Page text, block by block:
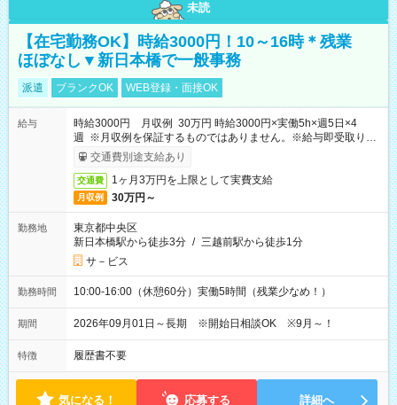
未読
【在宅勤務OK】時給3000円！10～16時＊残業
ほぼなし▼新日本橋で一般事務
派遣 ブランクOK WEB登録・面接OK
給与
時給3000円 月収例 30万円 時給3000円×実働5h×週5日×4
週 ※月収例を保証するものではありません。※給与即受取りサ
ービス利用可（利用条件有）
交通費別途支給あり
交通費 1ヶ月3万円を上限として実費支給
月収例 30万円～
勤務地
東京都中央区
新日本橋駅から徒歩3分 / 三越前駅から徒歩1分
サ－ビス
勤務時間 10:00-16:00（休憩60分）実働5時間（残業少なめ！）
期間 2026年09月01日～長期 ※開始日相談OK ※9月～！
特徴 履歴書不要
気になる！ 応募する 詳細へ